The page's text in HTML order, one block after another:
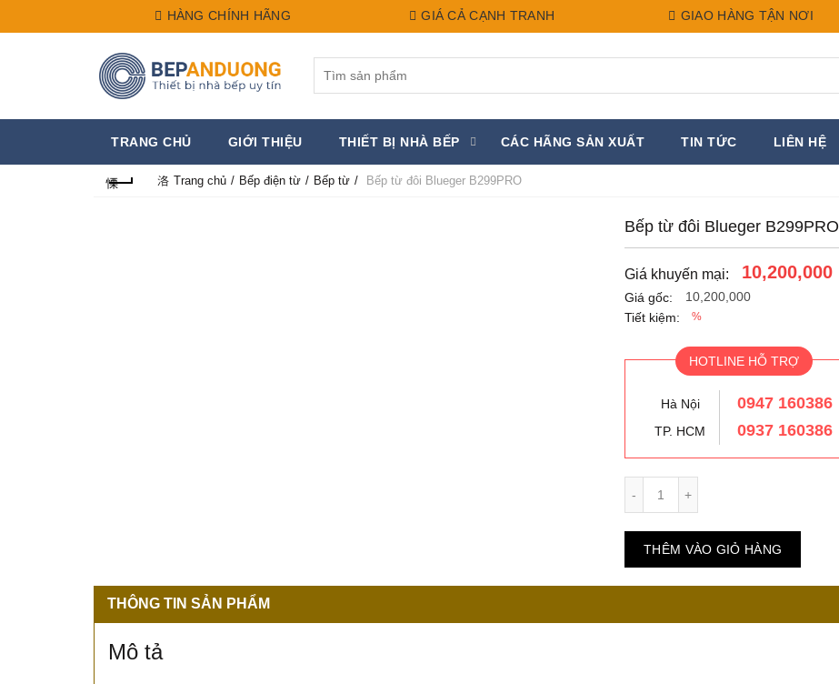
HÀNG CHÍNH HÃNG GIÁ CẢ CẠNH TRANH GIAO HÀNG TẬN NƠI
TRANG CHỦ GIỚI THIỆU THIẾT BỊ NHÀ BẾP CÁC HÃNG SẢN XUẤT TIN TỨC LIÊN HỆ
Trang chủ Bếp điện từ Bếp từ Bếp từ đôi Blueger B299PRO
Bếp từ đôi Blueger B299PRO
Giá khuyến mại: 10,200,000
Giá gốc:
10,200,000
Tiết kiệm:
%
HOTLINE HỖ TRỢ
Hà Nội 0947 160386
TP. HCM 0937 160386
THÊM VÀO GIỎ HÀNG
THÔNG TIN SẢN PHẨM
Mô tả